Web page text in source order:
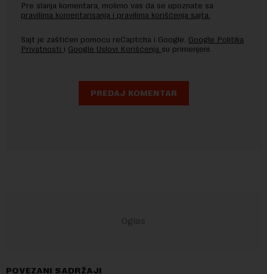
Pre slanja komentara, molimo vas da se upoznate sa
pravilima komentarisanja i pravilima korišćenja sajta.
Sajt je zaštićen pomocu reCaptcha i Google. Google Politika
Privatnosti i Google Uslovi Korišćenja su primenjeni.
POVEZANI SADRŽAJI